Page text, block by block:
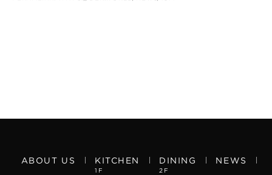
ABOUT US KITCHEN
1F
DINING
2F
NEWS